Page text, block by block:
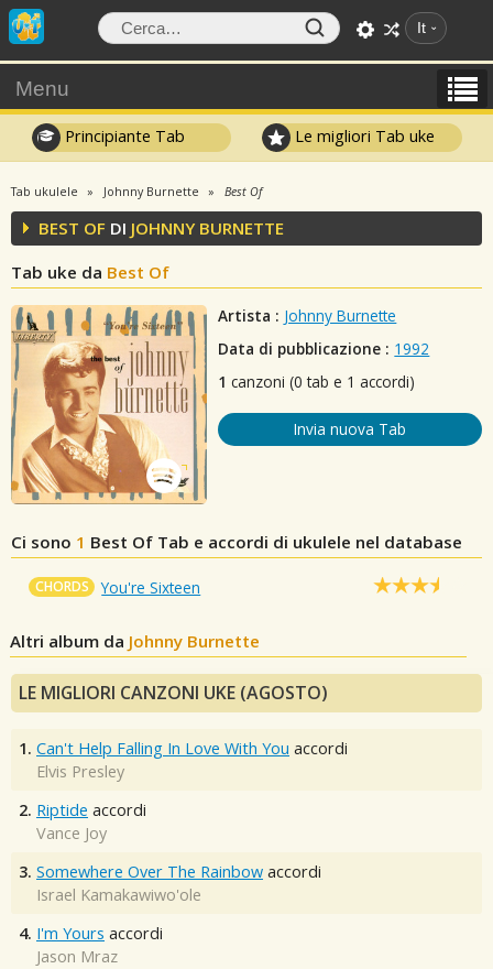
It
Menu
Principiante Tab Le migliori Tab uke
Tab ukulele Johnny Burnette Best Of
BEST OF DI JOHNNY BURNETTE
Tab uke da Best Of
Artista : Johnny Burnette
Data di pubblicazione : 1992
1 canzoni (0 tab e 1 accordi)
Invia nuova Tab
Ci sono 1 Best Of Tab e accordi di ukulele nel database
CHORDS You're Sixteen
Altri album da Johnny Burnette
LE MIGLIORI CANZONI UKE (AGOSTO)
1. Can't Help Falling In Love With You accordi
Elvis Presley
2. Riptide accordi
Vance Joy
3. Somewhere Over The Rainbow accordi
Israel Kamakawiwo'ole
4. I'm Yours accordi
Jason Mraz